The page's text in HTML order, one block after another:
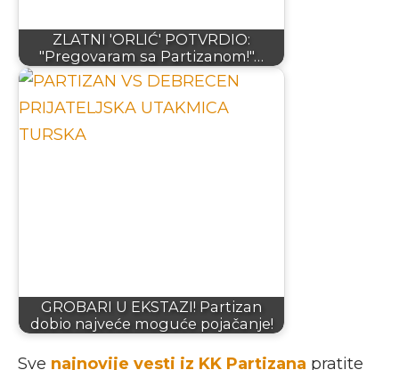
ZLATNI 'ORLIĆ' POTVRDIO:
"Pregovaram sa Partizanom!"…
GROBARI U EKSTAZI! Partizan
dobio najveće moguće pojačanje!
Sve najnovije vesti iz KK Partizana pratite